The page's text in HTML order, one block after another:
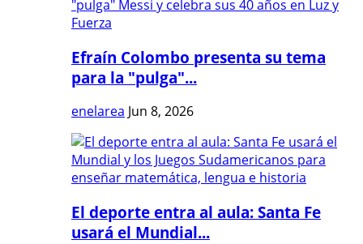
Efraín Colombo presenta su tema
para la "pulga"...
enelarea Jun 8, 2026
El deporte entra al aula: Santa Fe
usará el Mundial...